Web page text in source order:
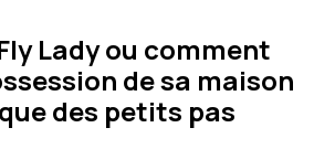
Lady ou comment
de sa maison
des petits pas